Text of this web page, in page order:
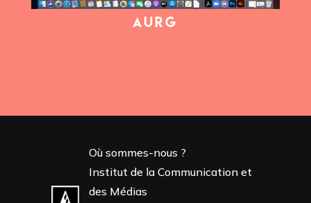
AURG
Où sommes-nous ?
Institut de la Communication et
des Médias